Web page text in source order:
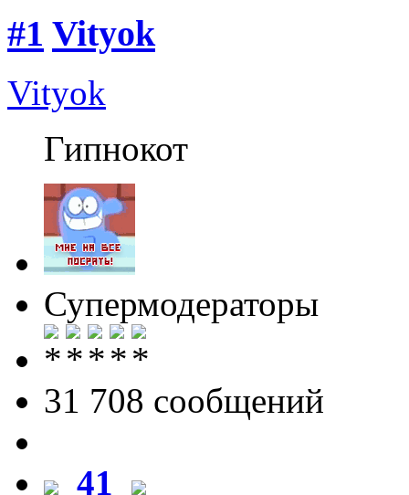
#1 Vityok
Vityok
Гипнокот
Супермодераторы
31 708 cообщений
41